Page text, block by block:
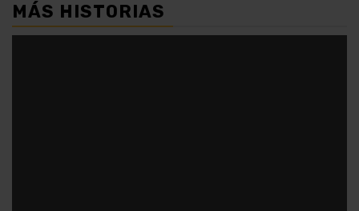
MÁS HISTORIAS